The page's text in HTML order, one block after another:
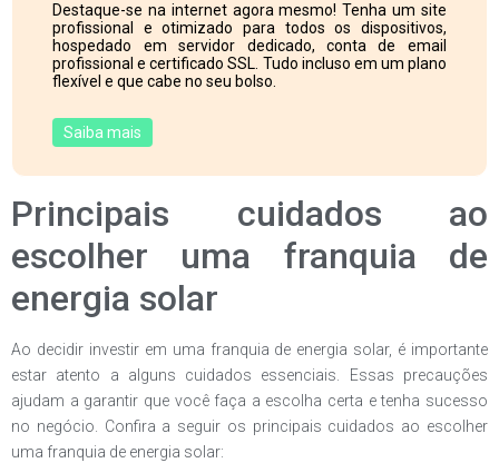
Destaque-se na internet agora mesmo! Tenha um site
profissional e otimizado para todos os dispositivos,
hospedado em servidor dedicado, conta de email
profissional e certificado SSL. Tudo incluso em um plano
flexível e que cabe no seu bolso.
Saiba mais
Principais cuidados ao
escolher uma franquia de
energia solar
Ao decidir investir em uma franquia de energia solar, é importante
estar atento a alguns cuidados essenciais. Essas precauções
ajudam a garantir que você faça a escolha certa e tenha sucesso
no negócio. Confira a seguir os principais cuidados ao escolher
uma franquia de energia solar: